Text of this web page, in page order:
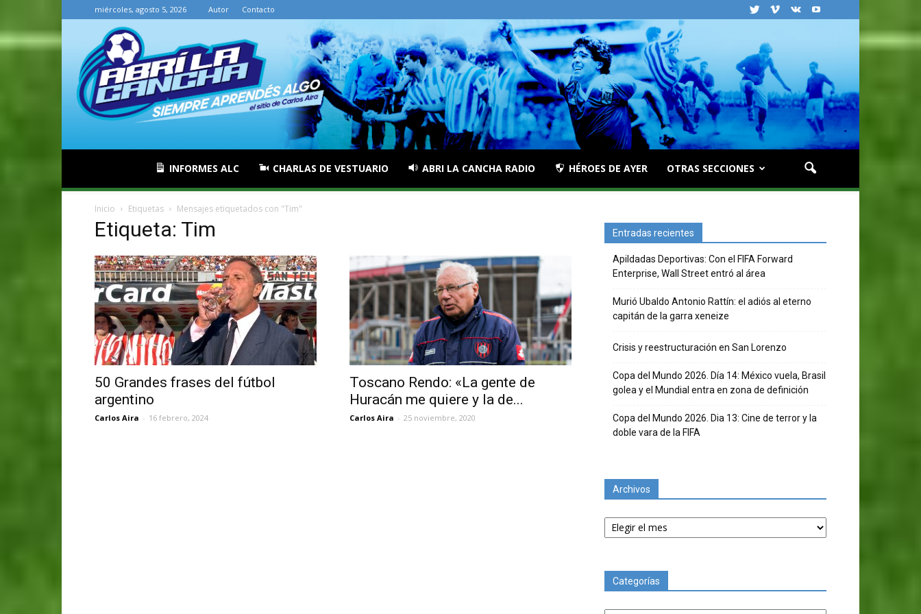
miércoles, agosto 5, 2026 Autor Contacto
INFORMES ALC CHARLAS DE VESTUARIO ABRI LA CANCHA RADIO HÉROES DE AYER OTRAS SECCIONES
Inicio Etiquetas Mensajes etiquetados con "Tim"
Etiqueta: Tim
50 Grandes frases del fútbol
argentino
Carlos Aira - 16 febrero, 2024
Toscano Rendo: «La gente de
Huracán me quiere y la de...
Carlos Aira - 25 noviembre, 2020
Entradas recientes
Apildadas Deportivas: Con el FIFA Forward
Enterprise, Wall Street entró al área
Murió Ubaldo Antonio Rattín: el adiós al eterno
capitán de la garra xeneize
Crisis y reestructuración en San Lorenzo
Copa del Mundo 2026. Día 14: México vuela, Brasil
golea y el Mundial entra en zona de definición
Copa del Mundo 2026. Dia 13: Cine de terror y la
doble vara de la FIFA
Archivos
Archivos
Categorías
Categorías